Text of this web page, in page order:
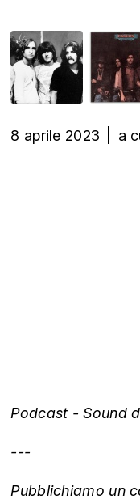
8 aprile 2023 a
Podcast - Sound
---
Pubblichiamo un